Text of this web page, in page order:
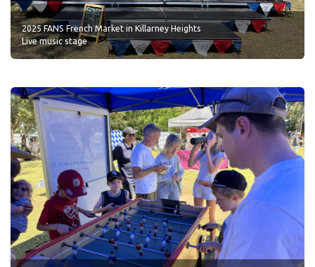
2025 FANS French Market in Killarney Heights
Live music stage